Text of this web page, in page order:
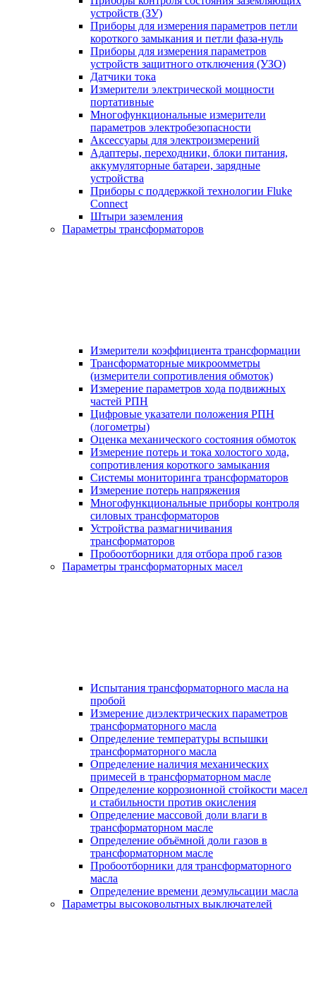
устройств (ЗУ)
Приборы для измерения параметров петли
короткого замыкания и петли фаза-нуль
Приборы для измерения параметров
устройств защитного отключения (УЗО)
Датчики тока
Измерители электрической мощности
портативные
Многофункциональные измерители
параметров электробезопасности
Аксессуары для электроизмерений
Адаптеры, переходники, блоки питания,
аккумуляторные батареи, зарядные
устройства
Приборы с поддержкой технологии Fluke
Connect
Штыри заземления
Параметры трансформаторов
Измерители коэффициента трансформации
Трансформаторные микроомметры
(измерители сопротивления обмоток)
Измерение параметров хода подвижных
частей РПН
Цифровые указатели положения РПН
(логометры)
Оценка механического состояния обмоток
Измерение потерь и тока холостого хода,
сопротивления короткого замыкания
Системы мониторинга трансформаторов
Измерение потерь напряжения
Многофункциональные приборы контроля
силовых трансформаторов
Устройства размагничивания
трансформаторов
Пробоотборники для отбора проб газов
Параметры трансформаторных масел
Испытания трансформаторного масла на
пробой
Измерение диэлектрических параметров
трансформаторного масла
Определение температуры вспышки
трансформаторного масла
Определение наличия механических
примесей в трансформаторном масле
Определение коррозионной стойкости масел
и стабильности против окисления
Определение массовой доли влаги в
трансформаторном масле
Определение объёмной доли газов в
трансформаторном масле
Пробоотборники для трансформаторного
масла
Определение времени деэмульсации масла
Параметры высоковольтных выключателей